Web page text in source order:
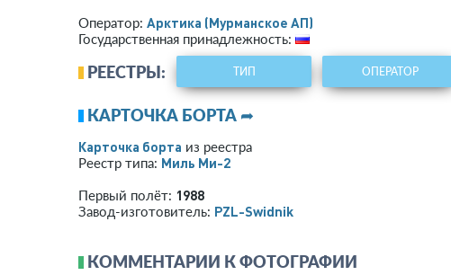
Оператор: Арктика (Мурманское АП)
Государственная принадлежность:
РЕЕСТРЫ: ТИП ОПЕРАТОР
КАРТОЧКА БОРТА ➦
Карточка борта из реестра
Реестр типа: Миль Ми-2
Первый полёт: 1988
Завод-изготовитель: PZL-Swidnik
КОММЕНТАРИИ К ФОТОГРАФИИ